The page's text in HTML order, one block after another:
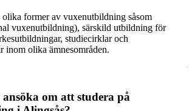
former av vuxenutbildning såsom
vuxenutbildning), särskild utbildning för
studiecirklar och
inom olika ämnesområden.
om att studera på